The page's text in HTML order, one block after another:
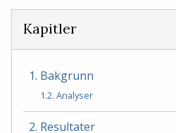
Kapitler
1. Bakgrunn
1.2. Analyser
2. Resultater